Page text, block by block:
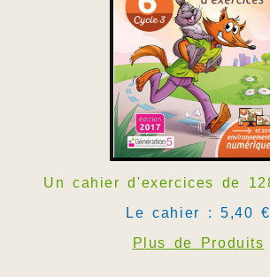
Un cahier d'exercices de
Le cahier : 5,40 €
Plus de Produits